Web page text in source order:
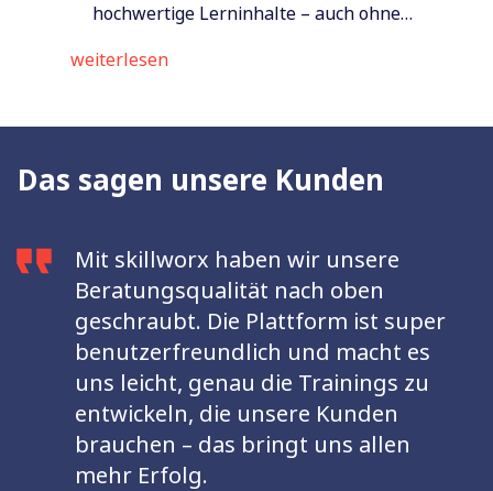
hochwertige Lerninhalte – auch ohne
weiterlesen
Das sagen unsere Kunden
Mit skillworx haben wir unsere
Beratungsqualität nach oben
geschraubt. Die Plattform ist super
benutzerfreundlich und macht es
uns leicht, genau die Trainings zu
entwickeln, die unsere Kunden
brauchen – das bringt uns allen
mehr Erfolg.